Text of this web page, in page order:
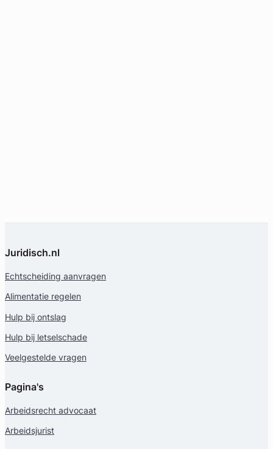
Juridisch.nl
Echtscheiding aanvragen
Alimentatie regelen
Hulp bij ontslag
Hulp bij letselschade
Veelgestelde vragen
Pagina's
Arbeidsrecht advocaat
Arbeidsjurist